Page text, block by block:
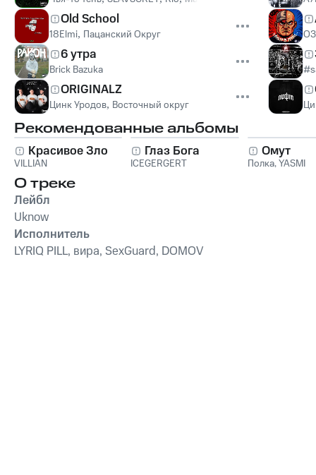
Old School
18Elmi, Пацанский Округ
6 утра
Brick Bazuka
ORIGINALZ
Цинк Уродов, Восточный округ
Рекомендованные альбомы
Красивое Зло
VILLIAN
Глаз Бога
ICEGERGERT
Омут
Полка,YASMI
О треке
Лейбл
Uknow
Исполнитель
LYRIQ PILL, вира, SexGuard, DOMOV